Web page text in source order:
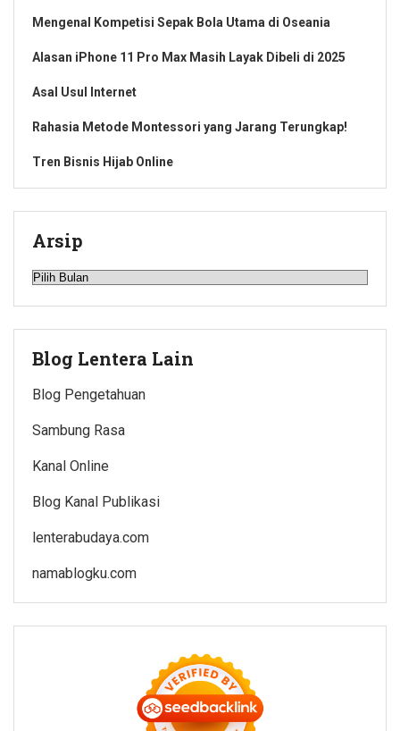
Mengenal Kompetisi Sepak Bola Utama di Oseania
Alasan iPhone 11 Pro Max Masih Layak Dibeli di 2025
Asal Usul Internet
Rahasia Metode Montessori yang Jarang Terungkap!
Tren Bisnis Hijab Online
Arsip
Arsip
Blog Lentera Lain
Blog Pengetahuan
Sambung Rasa
Kanal Online
Blog Kanal Publikasi
lenterabudaya.com
namablogku.com